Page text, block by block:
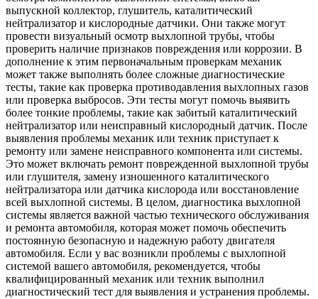
выпускной коллектор, глушитель, каталитический
нейтрализатор и кислородные датчики. Они также могут
провести визуальный осмотр выхлопной трубы, чтобы
проверить наличие признаков повреждения или коррозии. В
дополнение к этим первоначальным проверкам механик
может также выполнять более сложные диагностические
тесты, такие как проверка противодавления выхлопных газов
или проверка выбросов. Эти тесты могут помочь выявить
более тонкие проблемы, такие как забитый каталитический
нейтрализатор или неисправный кислородный датчик. После
выявления проблемы механик или техник приступает к
ремонту или замене неисправного компонента или системы.
Это может включать ремонт поврежденной выхлопной трубы
или глушителя, замену изношенного каталитического
нейтрализатора или датчика кислорода или восстановление
всей выхлопной системы. В целом, диагностика выхлопной
системы является важной частью технического обслуживания
и ремонта автомобиля, которая может помочь обеспечить
постоянную безопасную и надежную работу двигателя
автомобиля. Если у вас возникли проблемы с выхлопной
системой вашего автомобиля, рекомендуется, чтобы
квалифицированный механик или техник выполнил
диагностический тест для выявления и устранения проблемы.